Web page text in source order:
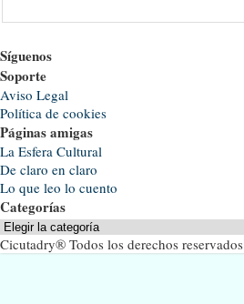
Síguenos
Soporte
Aviso Legal
Política de cookies
Páginas amigas
La Esfera Cultural
De claro en claro
Lo que leo lo cuento
Categorías
Categorías
Cicutadry® Todos los derechos reservados